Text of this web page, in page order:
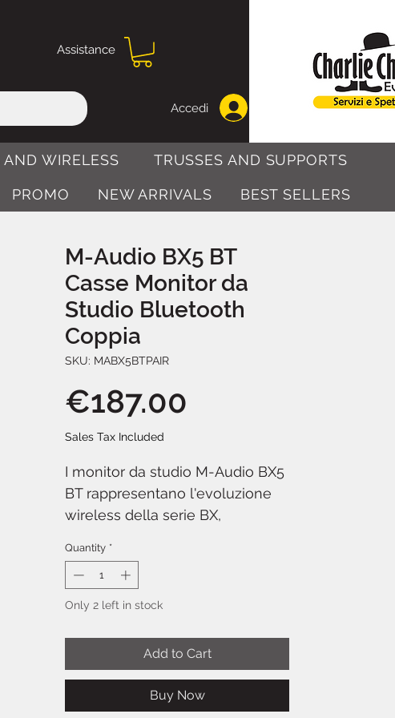
Assistance
Accedi
WIRELESS TRUSSES AND SUPPORTS
PROMO NEW ARRIVALS BEST SELLERS
M-Audio BX5 BT
Casse Monitor da
Studio Bluetooth
Coppia
SKU: MABX5BTPAIR
€187.00
Sales Tax Included
I monitor da studio M-Audio BX5
BT rappresentano l'evoluzione
wireless della serie BX,
professionale con la comodità
dello streaming Bluetooth 5.0.
in Kevlar da 5" e un tweeter a
cupola in seta da 1", pilotati da
amplificatori bi-amplificati da
120W totali per una riproduzione
Quantity *
Only 2 left in stock
Add to Cart
Buy Now